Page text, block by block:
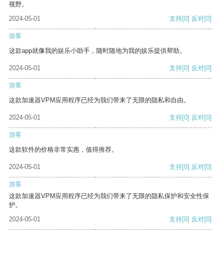
视野。
2024-05-01
支持[0] 反对[0]
游客
这款app就像我的娱乐小助手，随时随地为我的娱乐提供帮助。
2024-05-01 支持[0] 反对[0]
游客
这款加速器VPM应用程序已经为我们带来了无限的隐私和自由。
2024-05-01 支持[0] 反对[0]
游客
这款软件的价格非常实惠，值得推荐。
2024-05-01 支持[0] 反对[0]
游客
这款加速器VPM应用程序已经为我们带来了无限的隐私保护和安全性保
护。
2024-05-01
支持[0] 反对[0]